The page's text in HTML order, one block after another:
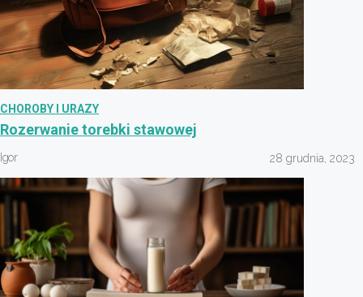
CHOROBY I URAZY
Rozerwanie torebki stawowej
Igor 28 grudnia, 2023